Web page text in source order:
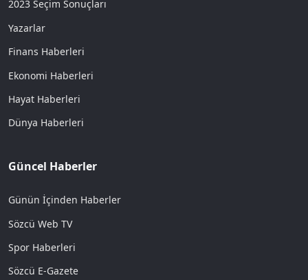
2023 Seçim Sonuçları
Yazarlar
Finans Haberleri
Ekonomi Haberleri
Hayat Haberleri
Dünya Haberleri
Güncel Haberler
Günün İçinden Haberler
Sözcü Web TV
Spor Haberleri
Sözcü E-Gazete